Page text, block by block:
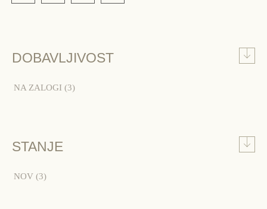
DOBAVLJIVOST
NA ZALOGI (3)
STANJE
NOV (3)